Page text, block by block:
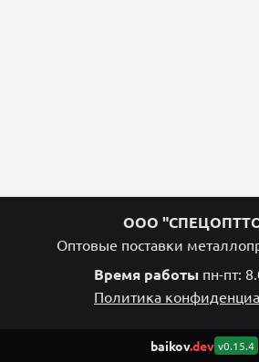
ООО
Оптовые поставки
Время работы пн-пт:
Политика
baikov.dev v0.15.4